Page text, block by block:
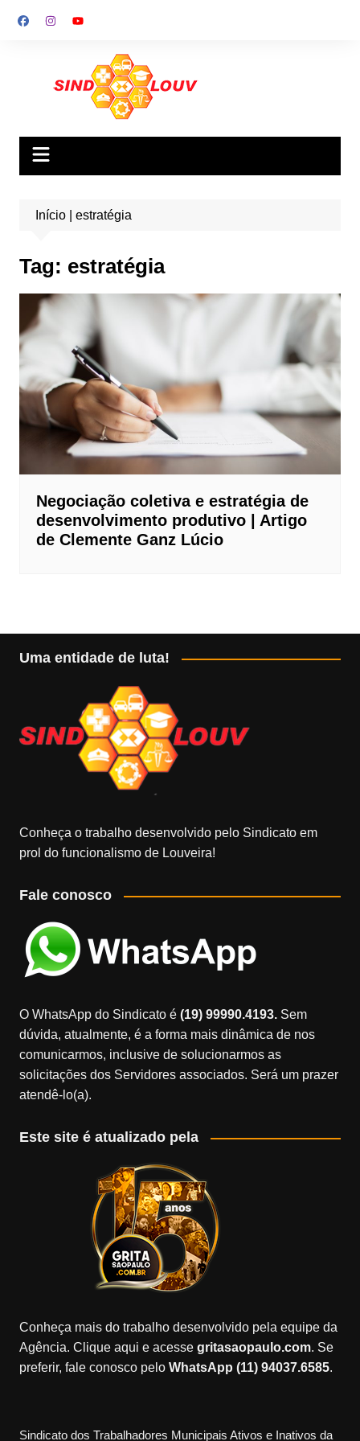
para
Início| estratégia
Tag: estratégia
Negociação coletiva e estratégia de
desenvolvimento produtivo | Artigo
de Clemente Ganz Lúcio
Uma entidade de luta!
Conheça o trabalho desenvolvido pelo Sindicato em
prol do funcionalismo de Louveira!
Fale conosco
O WhatsApp do Sindicato é(19) 99990.4193.Sem
dúvida, atualmente, é a forma mais dinâmica de nos
comunicarmos, inclusive de solucionarmos as
solicitações dos Servidores associados. Será um prazer
atendê-lo(a).
Este site é atualizado pela
Conheça mais do trabalho desenvolvido pela equipe da
Agência. Clique aqui e acesse gritasaopaulo.com. Se
preferir, fale conosco peloWhatsApp (11) 94037.6585.
Sindicato dos Trabalhadores Municipais Ativos e Inativos da